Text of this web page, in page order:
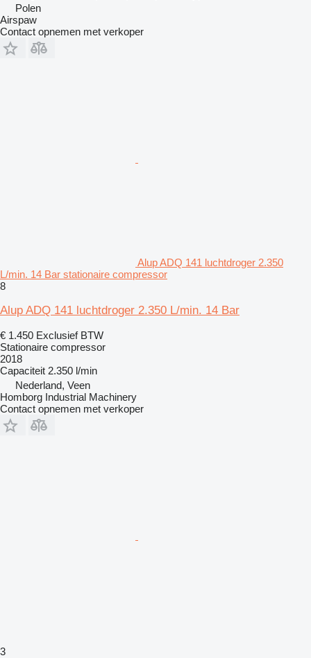
Polen
Airspaw
Contact opnemen met verkoper
Alup ADQ 141 luchtdroger 2.350
L/min. 14 Bar stationaire compressor
8
Alup ADQ 141 luchtdroger 2.350 L/min. 14 Bar
€ 1.450 Exclusief BTW
Stationaire compressor
2018
Capaciteit 2.350 l/min
Nederland, Veen
Homborg Industrial Machinery
Contact opnemen met verkoper
3